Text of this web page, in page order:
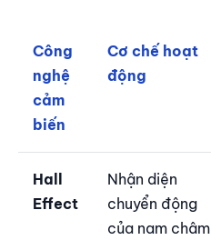
Công
nghệ
cảm
biến
Cơ chế hoạt
động
Hall
Effect
Nhận diện
chuyển động
của nam châm